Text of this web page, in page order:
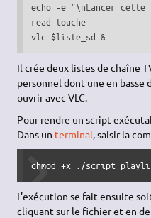
echo -e "\nLancer
read touche
vlc $liste_sd &
Il crée deux listes de chaîne
personnel dont une en basse
ouvrir avec VLC.
Pour rendre un script
Dans un terminal , saisir la
chmod +x ./
L’exécution se fait ensuite
cliquant sur le fichier et en